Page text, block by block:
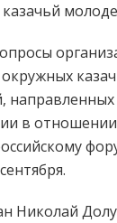
в отношении
Николай